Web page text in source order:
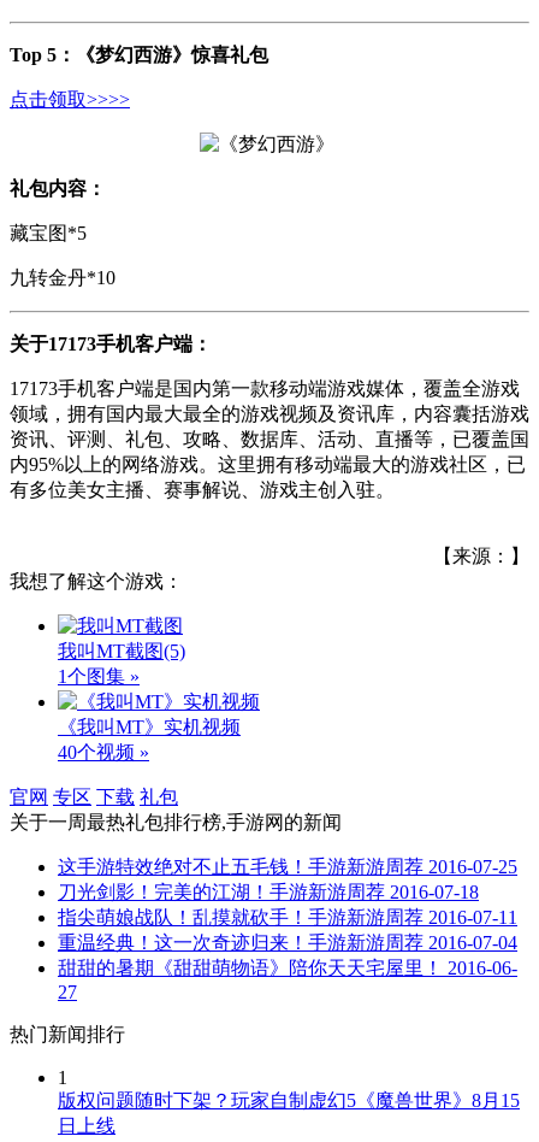
Top 5： 《梦幻西游》惊喜礼包
点击领取>>>>
礼包内容：
藏宝图*5
九转金丹*10
关于17173手机客户端：
17173手机客户端是国内第一款移动端游戏媒体，覆盖全游戏
领域，拥有国内最大最全的游戏视频及资讯库，内容囊括游戏
资讯、评测、礼包、攻略、数据库、活动、直播等，已覆盖国
内95%以上的网络游戏。这里拥有移动端最大的游戏社区，已
有多位美女主播、赛事解说、游戏主创入驻。
【来源：】
我想了解这个游戏：
我叫MT截图(5)
1个图集 »
《我叫MT》实机视频
40个视频 »
官网 专区 下载 礼包
关于一周最热礼包排行榜,手游网 的新闻
这手游特效绝对不止五毛钱！手游新游周荐 2016-07-25
刀光剑影！完美的江湖！手游新游周荐 2016-07-18
指尖萌娘战队！乱摸就砍手！手游新游周荐 2016-07-11
重温经典！这一次奇迹归来！手游新游周荐 2016-07-04
甜甜的暑期《甜甜萌物语》陪你天天宅屋里！
2016-06-
27
热门新闻排行
1
版权问题随时下架？玩家自制虚幻5《魔兽世界》8月15
日上线